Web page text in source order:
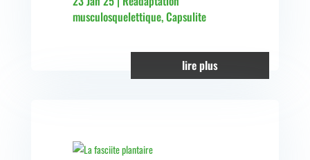
musculosquelettique,Capsulite
lire plus